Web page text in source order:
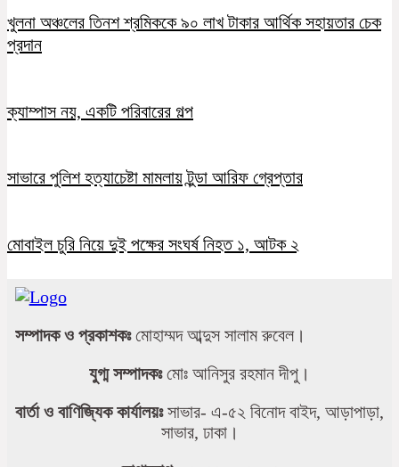
খুলনা অঞ্চলের তিনশ শ্রমিককে ৯০ লাখ টাকার আর্থিক সহায়তার চেক
প্রদান
ক্যাম্পাস নয়, একটি পরিবারের গল্প
সাভারে পুলিশ হত্যাচেষ্টা মামলায় টুন্ডা আরিফ গ্রেপ্তার
মোবাইল চুরি নিয়ে দুই পক্ষের সংঘর্ষ নিহত ১, আটক ২
সম্পাদক ও প্রকাশকঃমোহাম্মদ আব্দুস সালাম রুবেল।
যুগ্ম সম্পাদকঃমোঃ আনিসুর রহমান দীপু।
বার্তা ও বাণিজ্যিক কার্যালয়ঃসাভার- এ-৫২ বিনোদ বাইদ, আড়াপাড়া,
সাভার, ঢাকা।